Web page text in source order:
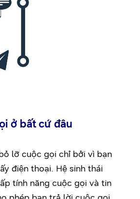
ở bất cứ đâu
lỡ cuộc gọi chỉ bởi vì bạn
điện thoại. Hệ sinh thái
tính năng cuộc gọi và tin